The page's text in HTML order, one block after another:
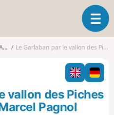
O
u
i
r
l
a
Le Garlaban par le vallon des Piches sur les traces de Marcel Pagnol
vallon des Piches
Pagnol